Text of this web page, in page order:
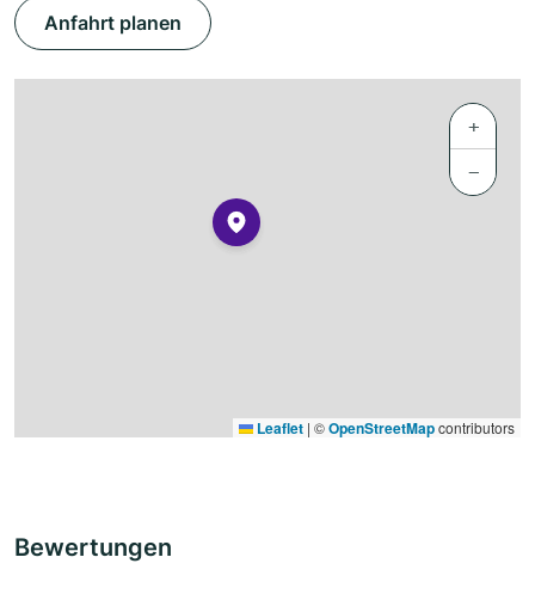
Anfahrt planen
+
−
Leaflet | ©OpenStreetMapcontributors
Bewertungen